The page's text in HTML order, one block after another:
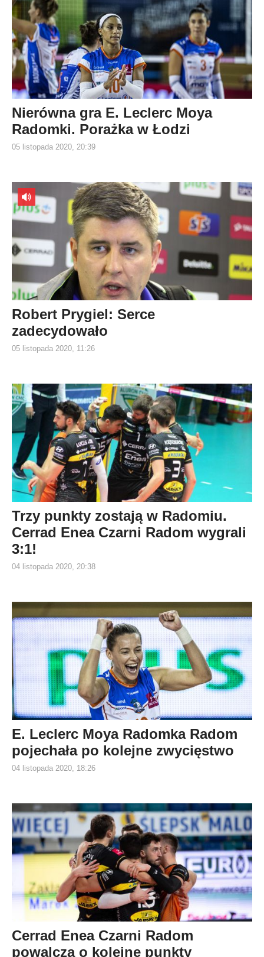
Nierówna gra E. Leclerc Moya
Radomki. Porażka w Łodzi
05 listopada 2020, 20:39
Robert Prygiel: Serce
zadecydowało
05 listopada 2020, 11:26
Trzy punkty zostają w Radomiu.
Cerrad Enea Czarni Radom wygrali
3:1!
04 listopada 2020, 20:38
E. Leclerc Moya Radomka Radom
pojechała po kolejne zwycięstwo
04 listopada 2020, 18:26
Cerrad Enea Czarni Radom
powalczą o kolejne punkty